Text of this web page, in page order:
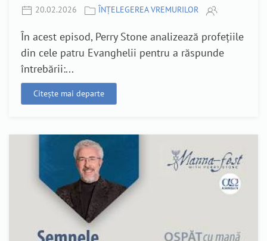
20.02.2026 ÎNȚELEGEREA VREMURILOR
În acest episod, Perry Stone analizează profețiile
din cele patru Evanghelii pentru a răspunde
întrebării:...
Citește mai departe